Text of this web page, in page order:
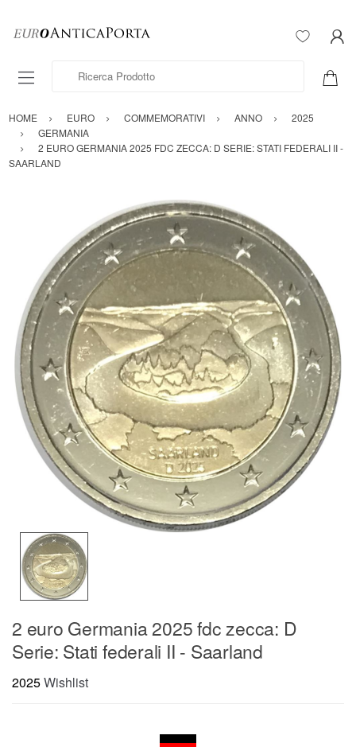
Ricerca Prodotto
HOME EURO COMMEMORATIVI ANNO
2025
GERMANIA
2 EURO GERMANIA 2025 FDC ZECCA: D SERIE: STATI FEDERALI II -
SAARLAND
2 euro Germania 2025 fdc zecca: D
Serie: Stati federali II - Saarland
2025Wishlist